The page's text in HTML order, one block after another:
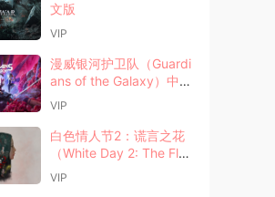
文版
VIP
漫威银河护卫队（Guardi
ans of the Galaxy）中文
版
VIP
白色情人节2：谎言之花
（White Day 2: The Flow
er That Tells Lies）中文
VIP